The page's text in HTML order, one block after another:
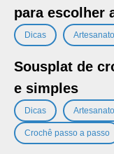
para escolher
Dicas Artesanato
Sousplat de
e simples
Dicas Artesanato
Crochê passo a passo